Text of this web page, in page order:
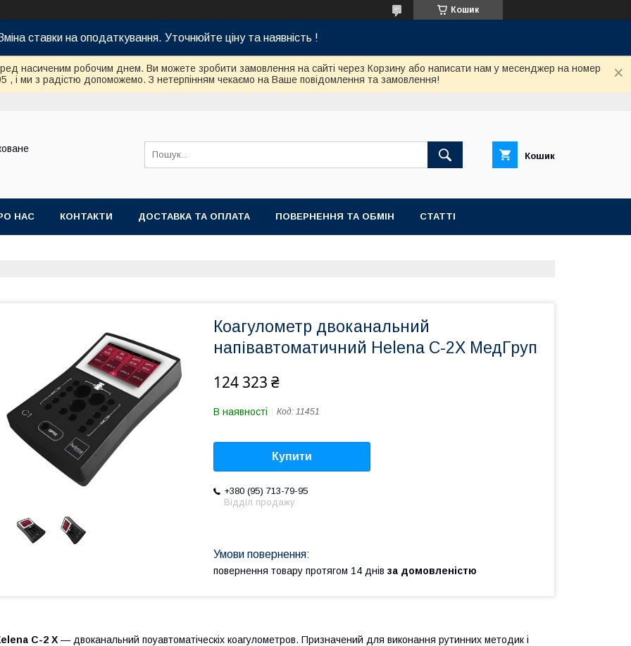
Кошик
ставки на оподаткування. Уточнюйте ціну та наявність !
насиченим робочим днем. Ви можете зробити замовлення на сайті через Корзину або написати нам у месенджер на номер
, і ми з радістю допоможемо. З нетерпінням чекаємо на Ваше повідомлення та замовлення!
Кошик
НАС КОНТАКТИ ДОСТАВКА ТА ОПЛАТА ПОВЕРНЕННЯ ТА ОБМІН СТАТТІ
Коагулометр двоканальний
напівавтоматичний Helena C-2Х МедГруп
124 323 ₴
В наявності Код: 11451
Купити
+380 (95) 713-79-95
Відділ продажу
повернення товару протягом 14 днів за домовленістю
C-2 Х — двоканальний поуавтоматіческіх коагулометров. Призначений для виконання рутинних методик і